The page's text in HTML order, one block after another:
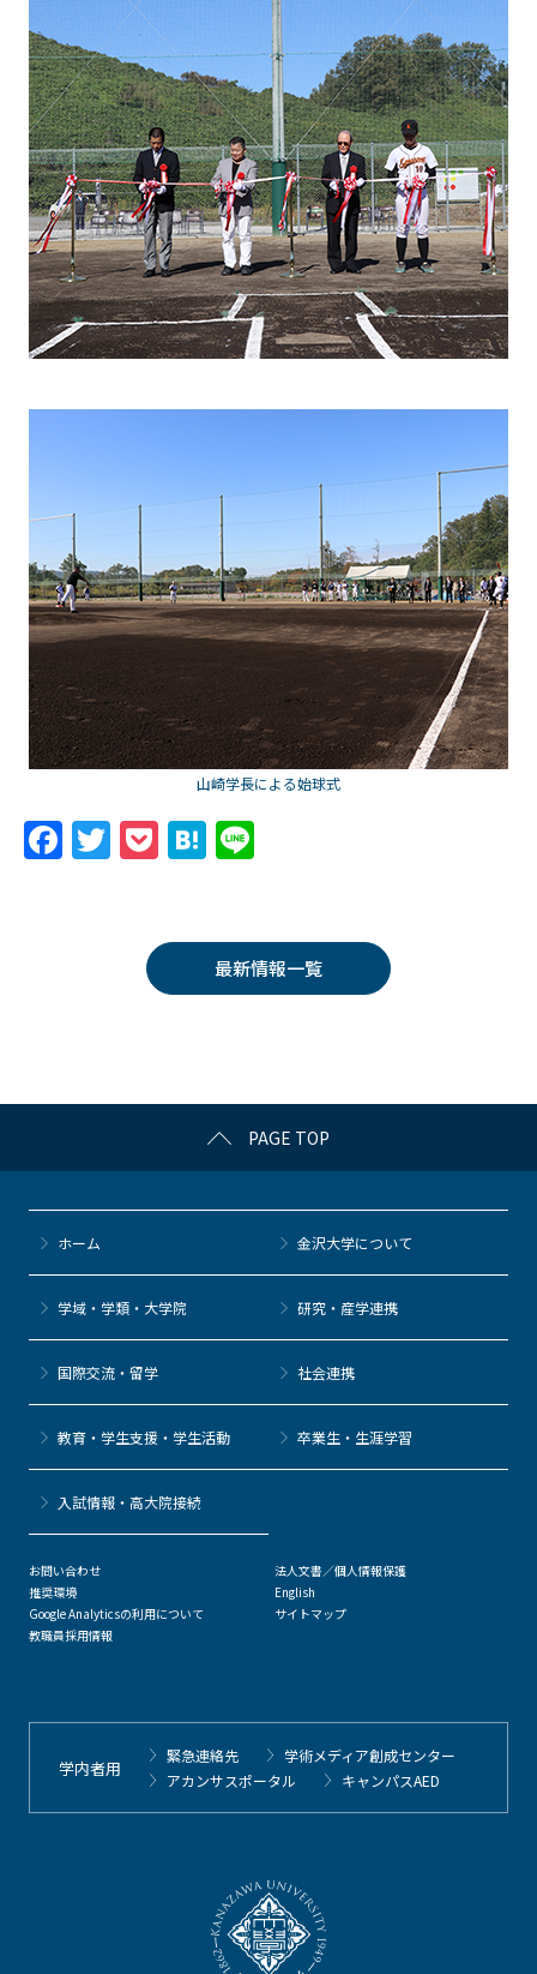
山崎学長による始球式
F
k
T
er
P
k
et
H
n
a
最新情報一覧
PAGE TOP
ホーム 金沢大学について
学域・学類・大学院 研究・産学連携
国際交流・留学 社会連携
教育・学生支援・学生活動 卒業生・生涯学習
⼊試情報・高大院接続
お問い合わせ
推奨環境
Google Analyticsの利用について
教職員採用情報
法人文書／個人情報保護
English
サイトマップ
学内者用
緊急連絡先
学術メディア創成センター
アカンサスポータル
キャンパスAED